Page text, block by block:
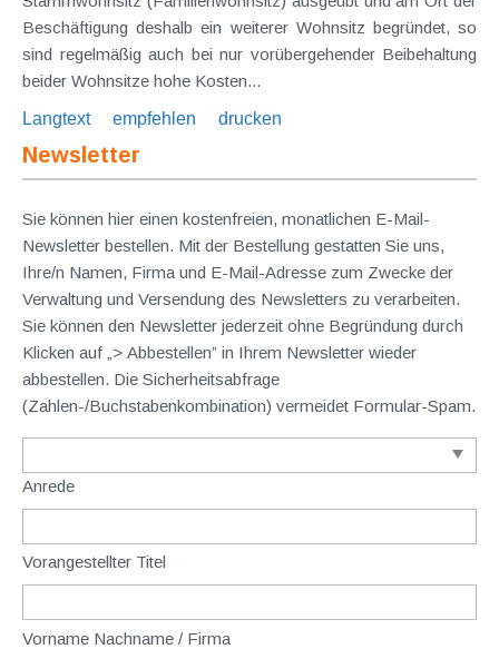
Beschäftigung deshalb ein weiterer Wohnsitz begründet, so
sind regelmäßig auch bei nur vorübergehender Beibehaltung
beider Wohnsitze hohe Kosten...
Langtext
empfehlen drucken
Newsletter
Sie können hier einen kostenfreien, monatlichen E-Mail-
Newsletter bestellen. Mit der Bestellung gestatten Sie uns,
Ihre/n Namen, Firma und E-Mail-Adresse zum Zwecke der
Verwaltung und Versendung des Newsletters zu verarbeiten.
Sie können den Newsletter jederzeit ohne Begründung durch
Klicken auf „> Abbestellen” in Ihrem Newsletter wieder
abbestellen. Die Sicherheitsabfrage
(Zahlen-/Buchstabenkombination) vermeidet Formular-Spam.
Anrede
Vorangestellter Titel
Vorname Nachname / Firma